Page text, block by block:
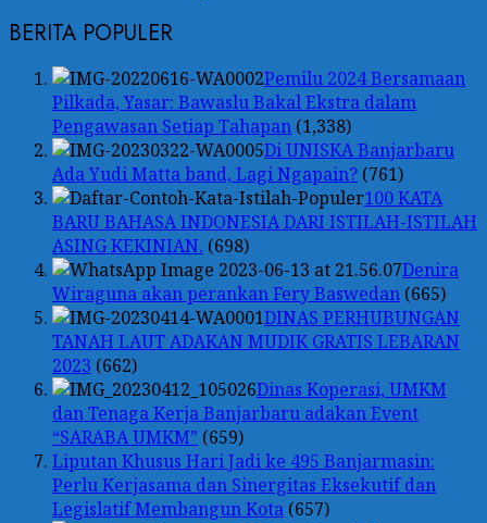
BERITA POPULER
Pemilu 2024 Bersamaan
Pilkada, Yasar: Bawaslu Bakal Ekstra dalam
Pengawasan Setiap Tahapan (1,338)
Di UNISKA Banjarbaru
Ada Yudi Matta band, Lagi Ngapain? (761)
100 KATA
BARU BAHASA INDONESIA DARI ISTILAH-ISTILAH
ASING KEKINIAN. (698)
Denira
Wiraguna akan perankan Fery Baswedan (665)
DINAS PERHUBUNGAN
TANAH LAUT ADAKAN MUDIK GRATIS LEBARAN
2023 (662)
Dinas Koperasi, UMKM
dan Tenaga Kerja Banjarbaru adakan Event
“SARABA UMKM” (659)
Liputan Khusus Hari Jadi ke 495 Banjarmasin:
Perlu Kerjasama dan Sinergitas Eksekutif dan
Legislatif Membangun Kota (657)